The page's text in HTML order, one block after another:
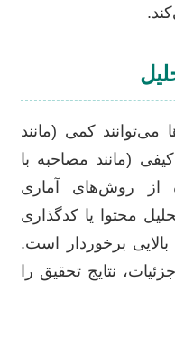
کمی (مانند
(مانند مصاحبه با
از روش‌های آماری
محتوا یا کدگذاری
برخوردار است.
نتایج تحقیق را